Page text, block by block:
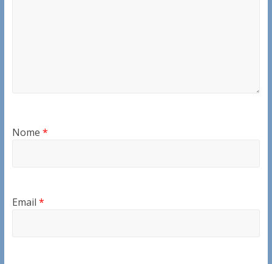
Nome *
Email *